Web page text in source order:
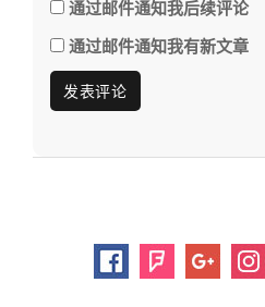
通过邮件通知我后续评论
通过邮件通知我有新文章